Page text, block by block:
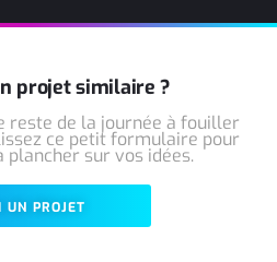
projet similaire ?
reste de la journée à fouiller
ce petit formulaire pour
plancher sur vos idées.
UN PROJET